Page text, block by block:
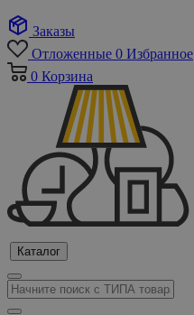
Заказы
Отложенные 0 Избранное
0 Корзина
Каталог